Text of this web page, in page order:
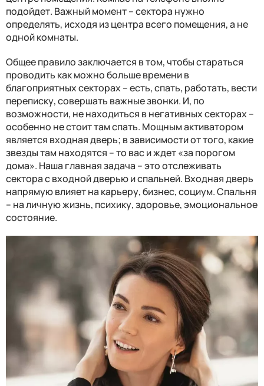
подойдет. Важный момент – сектора нужно
определять, исходя из центра всего помещения, а не
одной комнаты.
Общее правило заключается в том, чтобы стараться
проводить как можно больше времени в
благоприятных секторах – есть, спать, работать, вести
переписку, совершать важные звонки. И, по
возможности, не находиться в негативных секторах –
особенно не стоит там спать. Мощным активатором
является входная дверь; в зависимости от того, какие
звезды там находятся – то вас и ждет «за порогом
дома». Наша главная задача – это отслеживать
сектора с входной дверью и спальней. Входная дверь
напрямую влияет на карьеру, бизнес, социум. Спальня
– на личную жизнь, психику, здоровье, эмоциональное
состояние.